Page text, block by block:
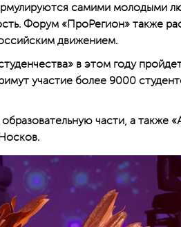
самими молодыми
Форум «ПроРегион» также
движением.
в этом году
участие более 9000
части, а также